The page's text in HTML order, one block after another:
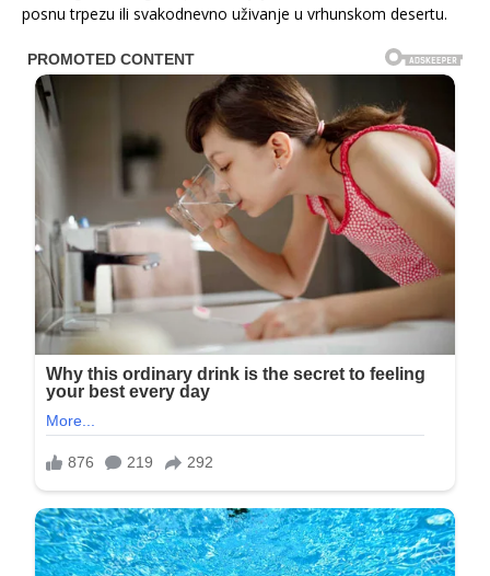
posnu trpezu ili svakodnevno uživanje u vrhunskom desertu.